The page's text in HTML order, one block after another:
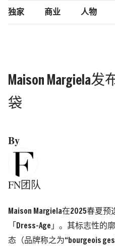
独家 商业 人物
Maison Margiela发
袋
By
FN团队
Maison Margiela在2025春夏
「Dress-Age」。其标志性的
态（品牌称之为“bourgeois